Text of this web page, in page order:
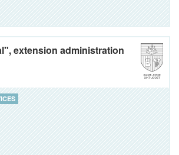
extension administration